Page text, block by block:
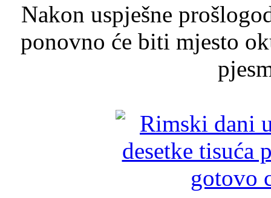
Nakon uspješne
ponovno će biti mjesto